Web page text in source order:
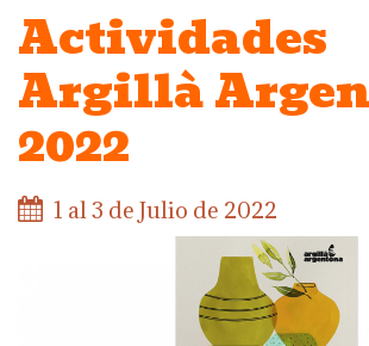
Actividades
Argillà
2022
1 al 3 de Julio de 2022